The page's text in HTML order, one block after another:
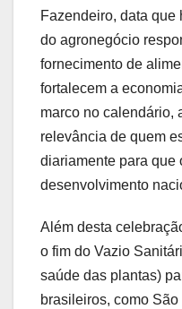
Fazendeiro, data
do agronegócio
fornecimento de
fortalecem a
marco no calendário,
relevância de quem
diariamente para que
desenvolvimento
Além desta
o fim do Vazio
saúde das plantas)
brasileiros, como